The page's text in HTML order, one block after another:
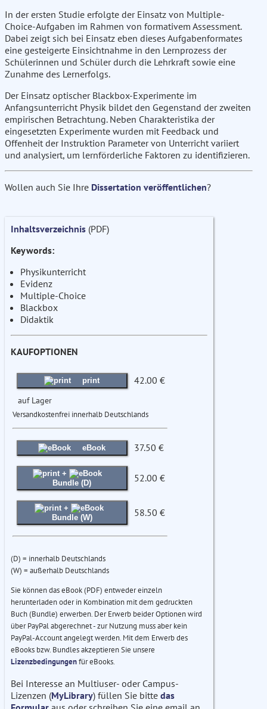
In der ersten Studie erfolgte der Einsatz von Multiple-
Choice-Aufgaben im Rahmen von formativem Assessment.
Dabei zeigt sich bei Einsatz eben dieses Aufgabenformates
eine gesteigerte Einsichtnahme in den Lernprozess der
Schülerinnen und Schüler durch die Lehrkraft sowie eine
Zunahme des Lernerfolgs.
Der Einsatz optischer Blackbox-Experimente im
Anfangsunterricht Physik bildet den Gegenstand der zweiten
empirischen Betrachtung. Neben Charakteristika der
eingesetzten Experimente wurden mit Feedback und
Offenheit der Instruktion Parameter von Unterricht variiert
und analysiert, um lernförderliche Faktoren zu identifizieren.
Wollen auch Sie Ihre Dissertation veröffentlichen?
Inhaltsverzeichnis (PDF)
Keywords:
Physikunterricht
Evidenz
Multiple-Choice
Blackbox
Didaktik
KAUFOPTIONEN
print 42.00 €
auf Lager
Versandkostenfrei innerhalb Deutschlands
eBook 37.50 €
+
Bundle (D)
52.00 €
+
Bundle (W)
58.50 €
(D) = innerhalb Deutschlands
(W) = außerhalb Deutschlands
Sie können das eBook (PDF) entweder einzeln
herunterladen oder in Kombination mit dem gedruckten
Buch (Bundle) erwerben. Der Erwerb beider Optionen wird
über PayPal abgerechnet - zur Nutzung muss aber kein
PayPal-Account angelegt werden. Mit dem Erwerb des
eBooks bzw. Bundles akzeptieren Sie unsere
Lizenzbedingungenfür eBooks.
Bei Interesse an Multiuser- oder Campus-
Lizenzen (MyLibrary) füllen Sie bitte das